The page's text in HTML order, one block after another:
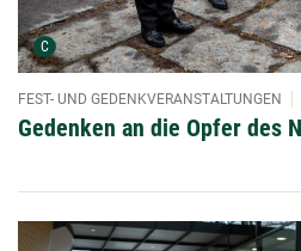
C Urheber der Grafik:
Gedenken an die Opfer des
FEST- UND GEDENKVERANSTALTUNGEN